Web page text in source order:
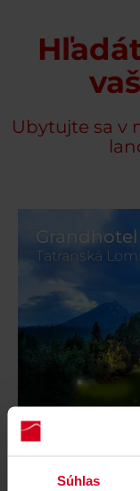
Súhlas
Ubytujte sa v
Grandhotel
Tatranská
REZERVOVAŤ